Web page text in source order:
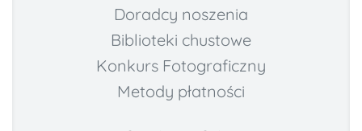
Doradcy noszenia
Biblioteki chustowe
Konkurs Fotograficzny
Metody płatności